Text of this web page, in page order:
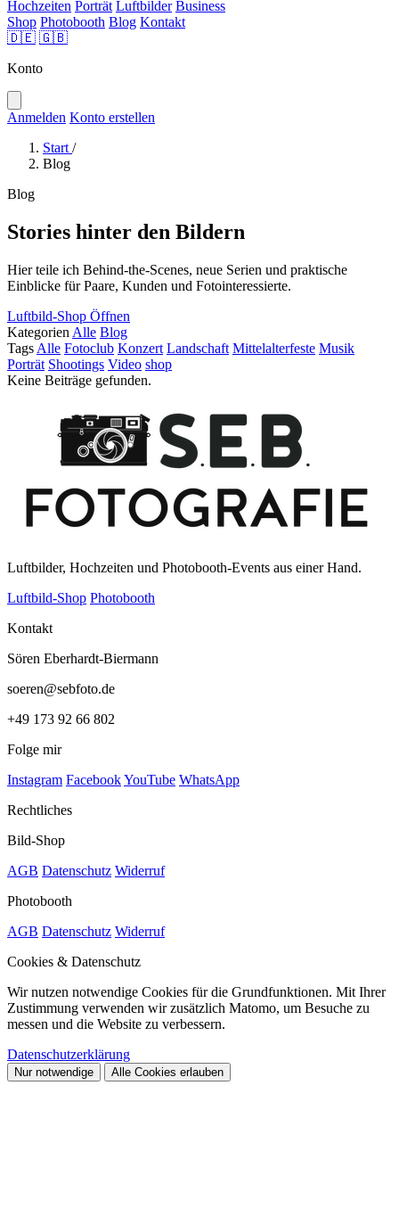
Hochzeiten Porträt Luftbilder Business
Shop Photobooth Blog Kontakt
🇩🇪 🇬🇧
Konto
Anmelden Konto erstellen
Start /
Blog
Blog
Stories hinter den Bildern
Hier teile ich Behind-the-Scenes, neue Serien und praktische
Einblicke für Paare, Kunden und Fotointeressierte.
Luftbild-Shop Öffnen
Kategorien Alle Blog
Tags Alle Fotoclub Konzert Landschaft Mittelalterfeste Musik
Porträt Shootings Video shop
Keine Beiträge gefunden.
Luftbilder, Hochzeiten und Photobooth-Events aus einer Hand.
Luftbild-Shop Photobooth
Kontakt
Sören Eberhardt-Biermann
soeren@sebfoto.de
+49 173 92 66 802
Folge mir
Instagram FacebookYouTube WhatsApp
Rechtliches
Bild-Shop
AGB Datenschutz Widerruf
Photobooth
AGB Datenschutz Widerruf
Cookies & Datenschutz
Wir nutzen notwendige Cookies für die Grundfunktionen. Mit Ihrer
Zustimmung verwenden wir zusätzlich Matomo, um Besuche zu
messen und die Website zu verbessern.
Datenschutzerklärung
Nur notwendige Alle Cookies erlauben